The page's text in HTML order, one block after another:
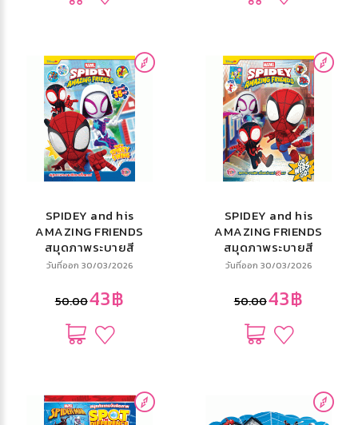
SPIDEY and his
AMAZING FRIENDS
สมุดภาพระบายสี
และสติ๊กเกอร์ TIME
วันที่ออก 30/03/2026
50.0043฿
SPIDEY and his
AMAZING FRIENDS
สมุดภาพระบายสี
และสติ๊กเกอร์ GO-
วันที่ออก 30/03/2026
50.0043฿